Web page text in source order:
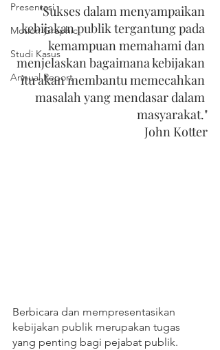
Presentasi
Motion Graphic
Studi Kasus
Annual Report
"Sukses dalam menyampaikan
kebijakan publik tergantung pada
kemampuan memahami dan
menjelaskan bagaimana kebijakan
itu akan membantu memecahkan
masalah yang mendasar dalam
masyarakat."
John Kotter
Berbicara dan mempresentasikan
kebijakan publik merupakan tugas
yang penting bagi pejabat publik.